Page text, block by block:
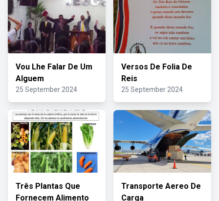
Vou Lhe Falar De Um
Alguem
25 September 2024
Versos De Folia De
Reis
25 September 2024
Três Plantas Que
Fornecem Alimento
Transporte Aereo De
Carga